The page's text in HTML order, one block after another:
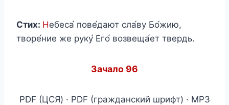
Стих: Небеса́ пове́дают сла́ву Бо́жию,
творе́ние же руку́ Его́ возвеща́ет твердь.
Зачало 96
PDF (ЦСЯ) · PDF (гражданский шрифт) · MP3